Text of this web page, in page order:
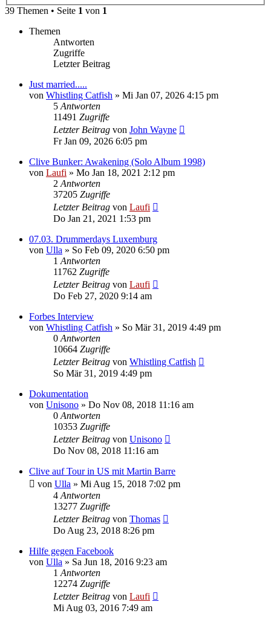
39 Themen • Seite 1 von 1
Themen
Antworten
Zugriffe
Letzter Beitrag
Just married.....
von Whistling Catfish » Mi Jan 07, 2026 4:15 pm
5 Antworten
11491 Zugriffe
Letzter Beitrag von John Wayne
Fr Jan 09, 2026 6:05 pm
Clive Bunker: Awakening (Solo Album 1998)
von Laufi » Mo Jan 18, 2021 2:12 pm
2 Antworten
37205 Zugriffe
Letzter Beitrag von Laufi
Do Jan 21, 2021 1:53 pm
07.03. Drummerdays Luxemburg
von Ulla » So Feb 09, 2020 6:50 pm
1 Antworten
11762 Zugriffe
Letzter Beitrag von Laufi
Do Feb 27, 2020 9:14 am
Forbes Interview
von Whistling Catfish » So Mär 31, 2019 4:49 pm
0 Antworten
10664 Zugriffe
Letzter Beitrag von Whistling Catfish
So Mär 31, 2019 4:49 pm
Dokumentation
von Unisono » Do Nov 08, 2018 11:16 am
0 Antworten
10353 Zugriffe
Letzter Beitrag von Unisono
Do Nov 08, 2018 11:16 am
Clive auf Tour in US mit Martin Barre
von Ulla » Mi Aug 15, 2018 7:02 pm
4 Antworten
13277 Zugriffe
Letzter Beitrag von Thomas
Do Aug 23, 2018 8:26 pm
Hilfe gegen Facebook
von Ulla » Sa Jun 18, 2016 9:23 am
1 Antworten
12274 Zugriffe
Letzter Beitrag von Laufi
Mi Aug 03, 2016 7:49 am